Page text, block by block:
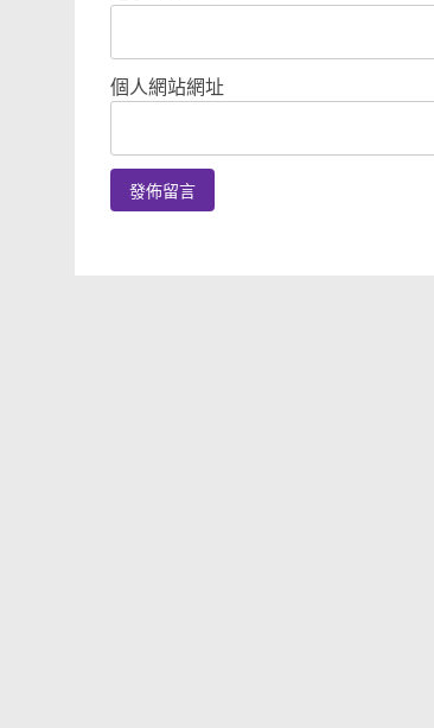
個人網站網址